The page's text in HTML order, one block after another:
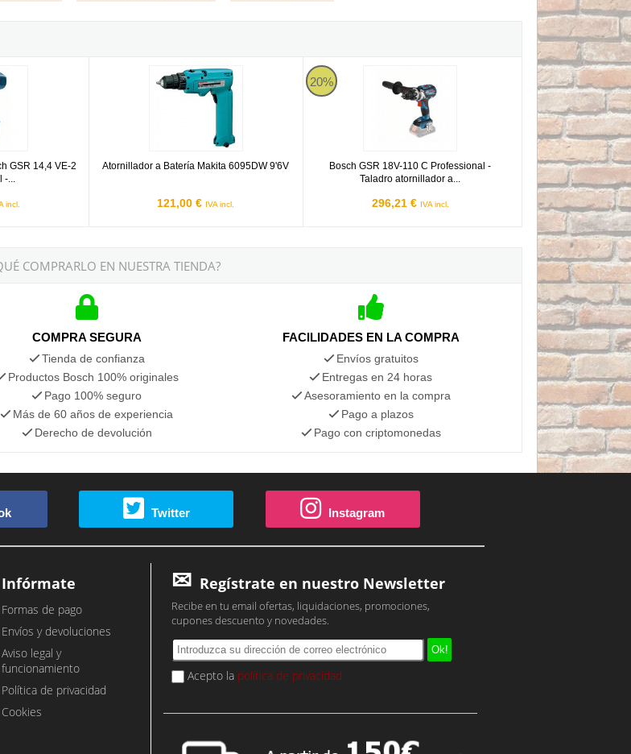
GSR 14,4 VE-2
-...
incl.
GSR 14,4 VE-2 Professional - Con 2 baterías
Atornillador a Batería Makita 6095DW 9'6V
121,00 € IVA incl.
Atornillador a Batería Makita 6095DW 9'6V
20%
Bosch GSR 18V-110 C Professional -
Taladro atornillador a...
296,21 € IVA incl.
Bosch GSR 18V-110 C Professional - Taladro atornillador a
COMPRARLO EN NUESTRA TIENDA?
COMPRA SEGURA
Tienda de confianza
Productos Bosch 100% originales
Pago 100% seguro
Más de 60 años de experiencia
Derecho de devolución
FACILIDADES EN LA COMPRA
Envíos gratuitos
Entregas en 24 horas
Asesoramiento en la compra
Pago a plazos
Pago con criptomonedas
Twitter Instagram
Infórmate
Formas de pago
Envíos y devoluciones
Aviso legal y
funcionamiento
Política de privacidad
Cookies
Regístrate en nuestro Newsletter
Recibe en tu email ofertas, liquidaciones, promociones,
cupones descuento y novedades.
Acepto la política de privacidad